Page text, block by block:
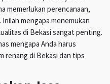
memerlukan perencanaan,
mengapa menemukan
di Bekasi sangat penting.
mengapa Anda harus
renang di Bekasi dan tips